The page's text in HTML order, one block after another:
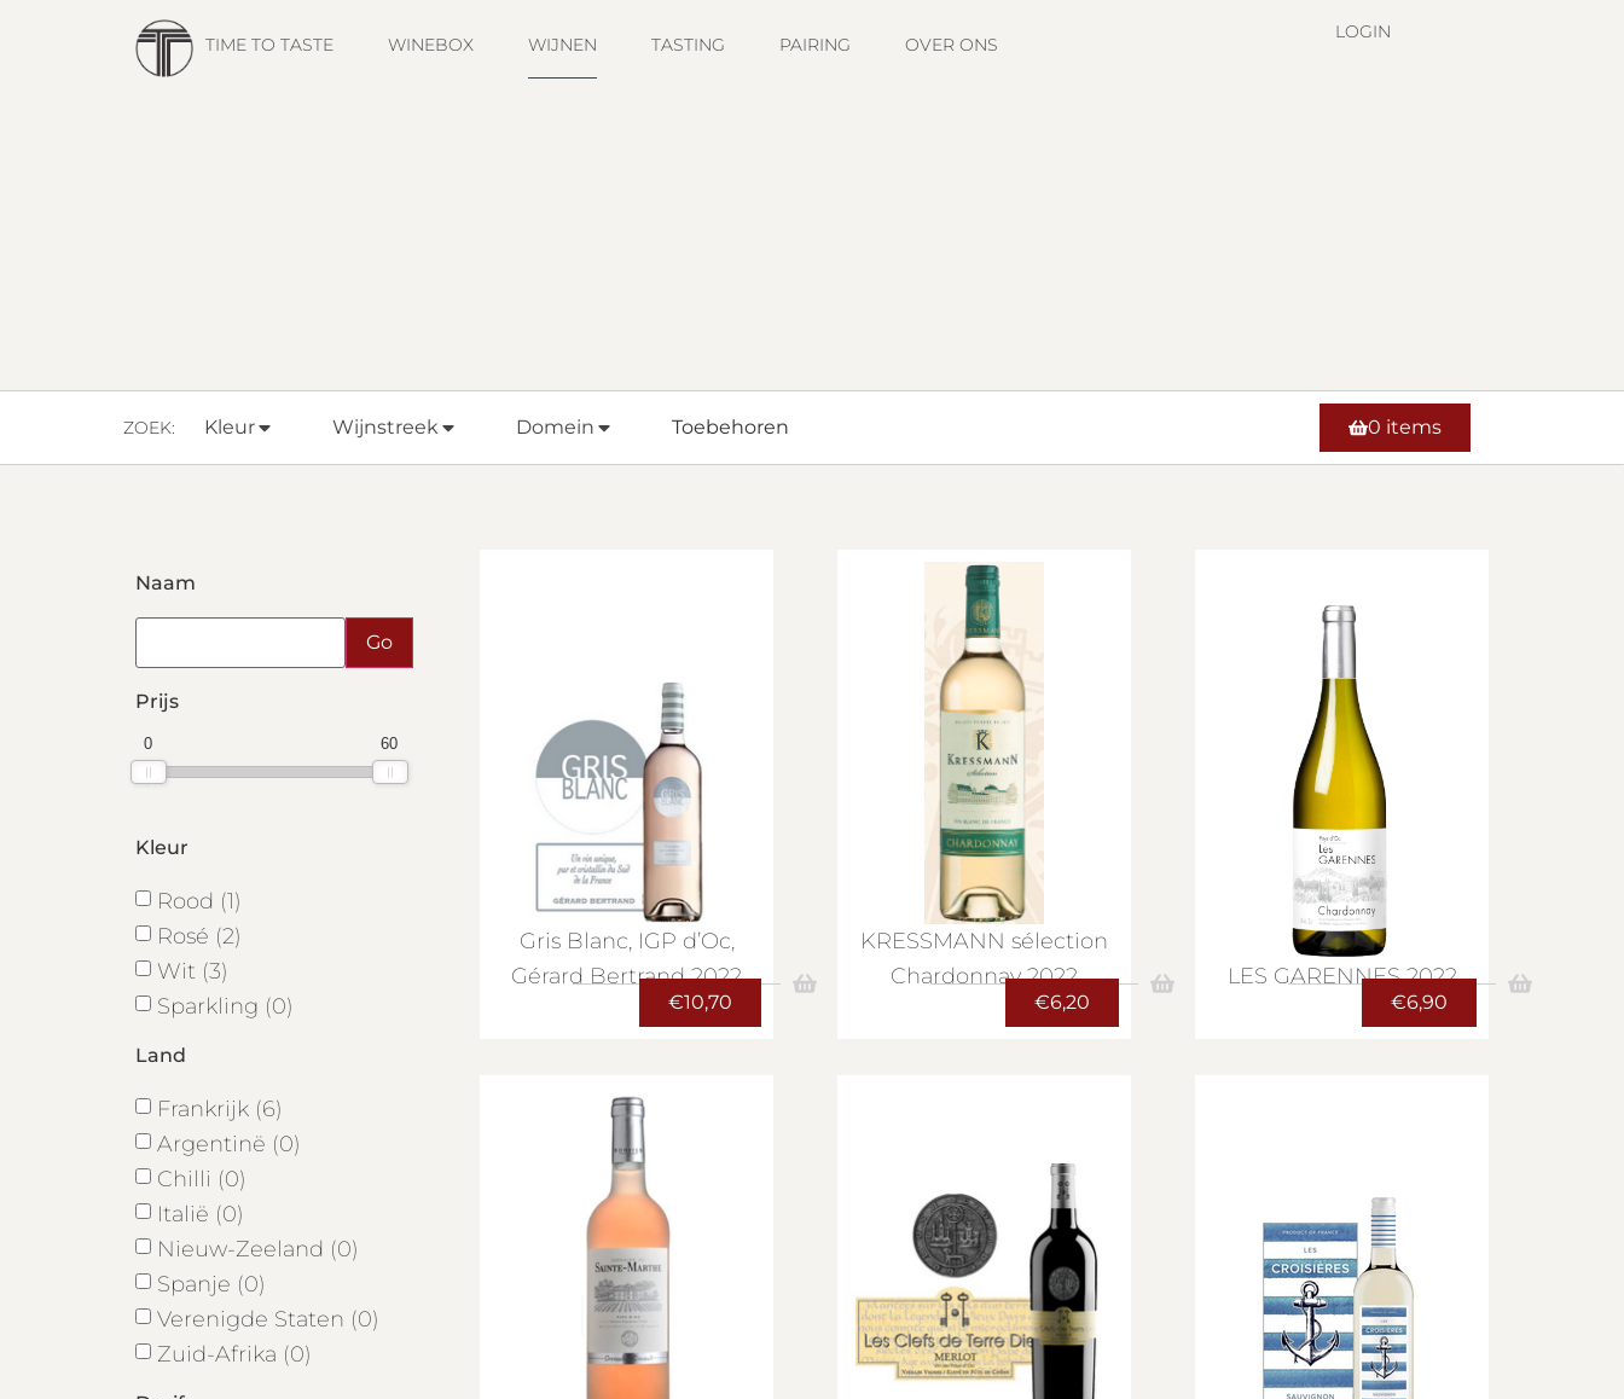
TIME TO TASTE WINEBOX WIJNEN TASTING PAIRING OVER ONS
LOGIN
ZOEK: Kleur Wijnstreek Domein Toebehoren 0 items
Naam
Prijs
0 60
Kleur
Rood (1)
Rosé (2)
Wit (3)
Sparkling (0)
Land
Frankrijk (6)
Argentinë (0)
Chilli (0)
Italië (0)
Nieuw-Zeeland (0)
Spanje (0)
Verenigde Staten (0)
Zuid-Afrika (0)
Gris Blanc, IGP d’Oc,
Gérard Bertrand 2022
€10,70
KRESSMANN sélection
Chardonnay 2022
€6,20
LES GARENNES 2022
€6,90